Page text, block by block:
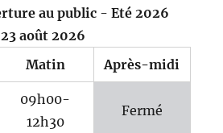
au public - Eté 2026
août 2026
Matin
Après-midi
09h00-
12h30
Fermé